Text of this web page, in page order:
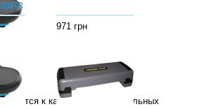
971 грн
к категории универсальных